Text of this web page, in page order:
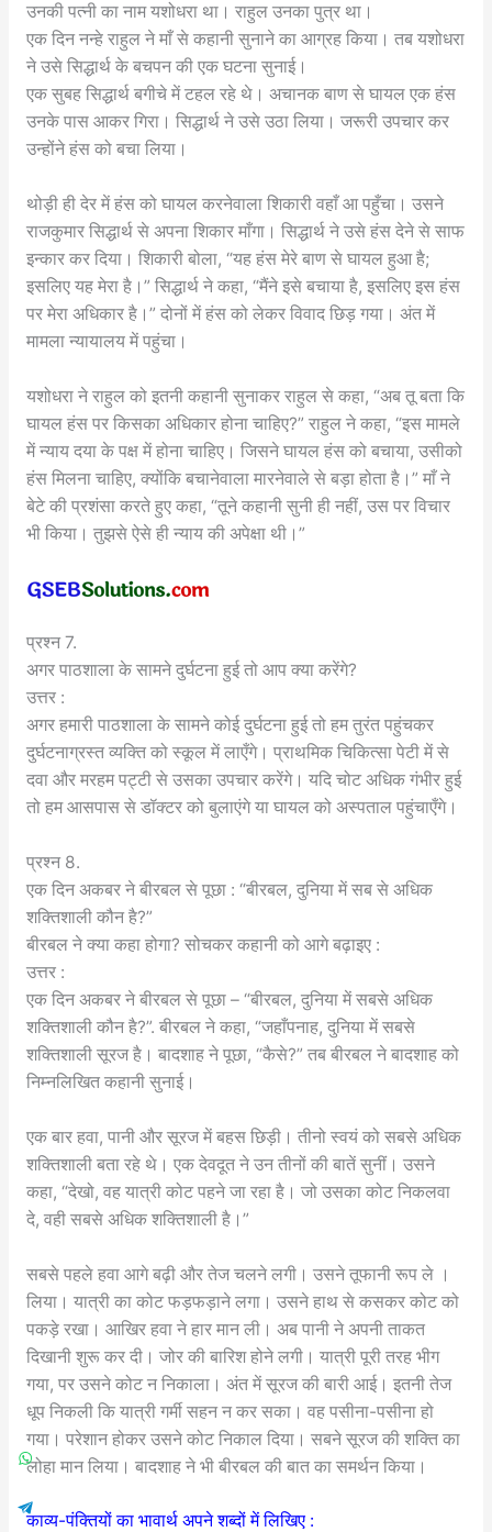
उनकी पत्नी का नाम यशोधरा था। राहुल उनका पुत्र था।
एक दिन नन्हे राहुल ने माँ से कहानी सुनाने का आग्रह किया। तब यशोधरा
ने उसे सिद्धार्थ के बचपन की एक घटना सुनाई।
एक सुबह सिद्धार्थ बगीचे में टहल रहे थे। अचानक बाण से घायल एक हंस
उनके पास आकर गिरा। सिद्धार्थ ने उसे उठा लिया। जरूरी उपचार कर
उन्होंने हंस को बचा लिया।
थोड़ी ही देर में हंस को घायल करनेवाला शिकारी वहाँ आ पहुँचा। उसने
राजकुमार सिद्धार्थ से अपना शिकार माँगा। सिद्धार्थ ने उसे हंस देने से साफ
इन्कार कर दिया। शिकारी बोला, “यह हंस मेरे बाण से घायल हुआ है;
इसलिए यह मेरा है।” सिद्धार्थ ने कहा, “मैंने इसे बचाया है, इसलिए इस हंस
पर मेरा अधिकार है।” दोनों में हंस को लेकर विवाद छिड़ गया। अंत में
मामला न्यायालय में पहुंचा।
यशोधरा ने राहुल को इतनी कहानी सुनाकर राहुल से कहा, “अब तू बता कि
घायल हंस पर किसका अधिकार होना चाहिए?” राहुल ने कहा, “इस मामले
में न्याय दया के पक्ष में होना चाहिए। जिसने घायल हंस को बचाया, उसीको
हंस मिलना चाहिए, क्योंकि बचानेवाला मारनेवाले से बड़ा होता है।” माँ ने
बेटे की प्रशंसा करते हुए कहा, “तूने कहानी सुनी ही नहीं, उस पर विचार
भी किया। तुझसे ऐसे ही न्याय की अपेक्षा थी।”
प्रश्न 7.
अगर पाठशाला के सामने दुर्घटना हुई तो आप क्या करेंगे?
उत्तर :
अगर हमारी पाठशाला के सामने कोई दुर्घटना हुई तो हम तुरंत पहुंचकर
दुर्घटनाग्रस्त व्यक्ति को स्कूल में लाएँगे। प्राथमिक चिकित्सा पेटी में से
दवा और मरहम पट्टी से उसका उपचार करेंगे। यदि चोट अधिक गंभीर हुई
तो हम आसपास से डॉक्टर को बुलाएंगे या घायल को अस्पताल पहुंचाएँगे।
प्रश्न 8.
एक दिन अकबर ने बीरबल से पूछा : “बीरबल, दुनिया में सब से अधिक
शक्तिशाली कौन है?”
बीरबल ने क्या कहा होगा? सोचकर कहानी को आगे बढ़ाइए :
उत्तर :
एक दिन अकबर ने बीरबल से पूछा – “बीरबल, दुनिया में सबसे अधिक
शक्तिशाली कौन है?”. बीरबल ने कहा, “जहाँपनाह, दुनिया में सबसे
शक्तिशाली सूरज है। बादशाह ने पूछा, “कैसे?” तब बीरबल ने बादशाह को
निम्नलिखित कहानी सुनाई।
एक बार हवा, पानी और सूरज में बहस छिड़ी। तीनो स्वयं को सबसे अधिक
शक्तिशाली बता रहे थे। एक देवदूत ने उन तीनों की बातें सुनीं। उसने
कहा, “देखो, वह यात्री कोट पहने जा रहा है। जो उसका कोट निकलवा
दे, वही सबसे अधिक शक्तिशाली है।”
सबसे पहले हवा आगे बढ़ी और तेज चलने लगी। उसने तूफानी रूप ले ।
लिया। यात्री का कोट फड़फड़ाने लगा। उसने हाथ से कसकर कोट को
पकड़े रखा। आखिर हवा ने हार मान ली। अब पानी ने अपनी ताकत
दिखानी शुरू कर दी। जोर की बारिश होने लगी। यात्री पूरी तरह भीग
गया, पर उसने कोट न निकाला। अंत में सूरज की बारी आई। इतनी तेज
धूप निकली कि यात्री गर्मी सहन न कर सका। वह पसीना-पसीना हो
गया। परेशान होकर उसने कोट निकाल दिया। सबने सूरज की शक्ति का
लोहा मान लिया। बादशाह ने भी बीरबल की बात का समर्थन किया।
काव्य-पंक्तियों का भावार्थ अपने शब्दों में लिखिए :